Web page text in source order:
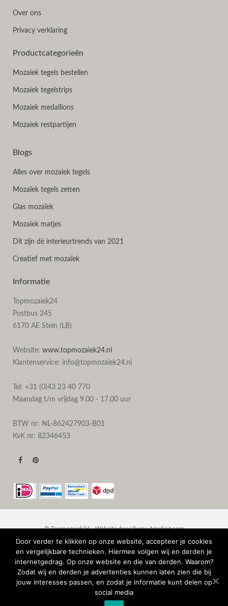
Over ons
Privacy verklaring
Productcategorieën
Mozaiek tegels bestellen
Mozaiek tegelstrips
Mozaiek medallions
Mozaiek restpartijen
Blogs
Alles over mozaiek tegels
Mozaïek tegels zetten
Glas mozaïek
Mozaiek matjes
Dit zijn dé interieurtrends van 2021
Creatief met mozaïek
Informatie
Topmozaiek24
Postbus 245
6170 AE Stein (LB)
Website: www.topmozaiek24.nl
Klantenservice: info@topmozaiek24.nl
Tel: +31 (0)43 23 40 770
Maandag t/m vrijdag 9.00 - 17.00 uur
BTW nr: NL-862427903-B01
KvK nr: 82346453
© Topmozaiek24 - Website doorRemy Ameling.com
Door verder te klikken op onze website, accepteer je cookies
en vergelijkbare technieken. Hiermee volgen wij en derden je
internetgedrag. Op onze website en die van derden. Waarom?
Zodat wij en derden je advertenties kunnen laten zien die bij
jouw interesses passen, en zodat je informatie kunt delen op
social media